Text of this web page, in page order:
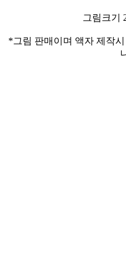
그림크기
*그림 판매이며 액자 제작